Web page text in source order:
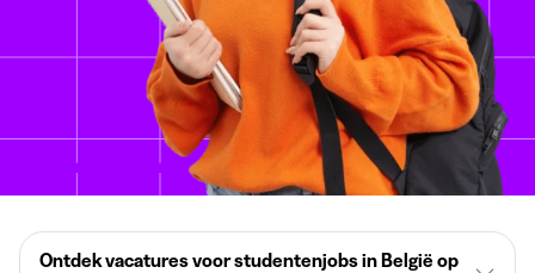
Ontdek vacatures voor studentenjobs in België op